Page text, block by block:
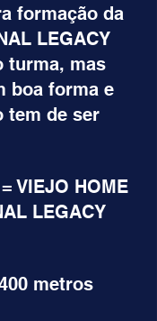
formação da
LEGACY
turma, mas
boa forma e
tem de ser
VIEJO HOME
LEGACY
metros